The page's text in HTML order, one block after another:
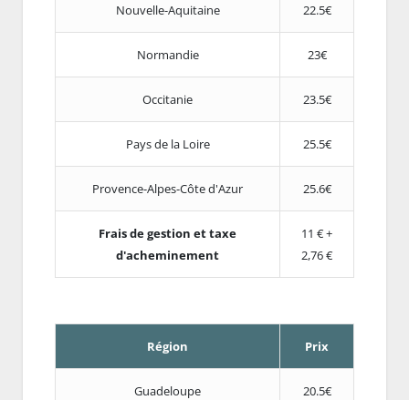
Nouvelle-Aquitaine 22.5€
Normandie 23€
Occitanie 23.5€
Pays de la Loire 25.5€
Provence-Alpes-Côte d'Azur 25.6€
Frais de gestion et taxe
d'acheminement
11 € +
2,76 €
Région Prix
Guadeloupe 20.5€